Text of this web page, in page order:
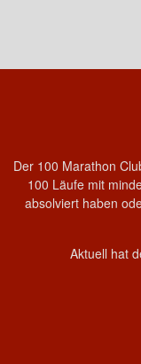
Der 100 Marathon
100 Läufe mit
absolviert haben
Aktuell hat